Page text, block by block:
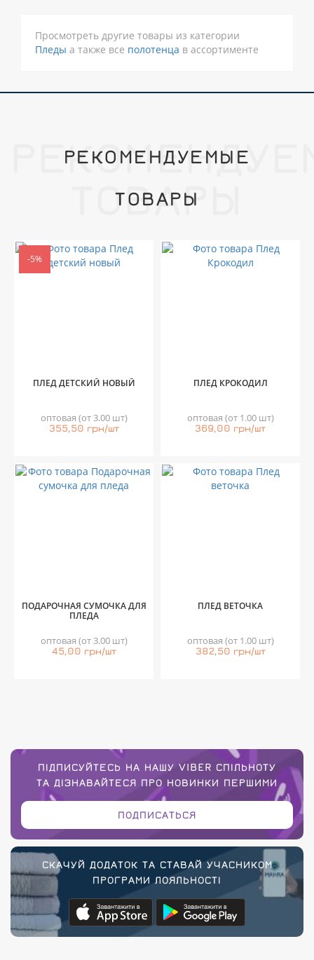
Просмотреть другие товары из категории
Пледы а также все полотенца в ассортименте
РЕКОМЕНДУЕМЫЕ
ТОВАРЫ
ТОВАРЫ
-5%
ПЛЕД ДЕТСКИЙ НОВЫЙ
оптовая (от 3.00 шт)
355,50 грн/шт
ПЛЕД КРОКОДИЛ
оптовая (от 1.00 шт)
369,00 грн/шт
ПОДАРОЧНАЯ СУМОЧКА ДЛЯ
ПЛЕДА
оптовая (от 3.00 шт)
45,00 грн/шт
ПЛЕД ВЕТОЧКА
оптовая (от 1.00 шт)
382,50 грн/шт
ПІДПИСУЙТЕСЬ НА НАШУ VIBER СПІЛЬНОТУ
ТА ДІЗНАВАЙТЕСЯ ПРО НОВИНКИ ПЕРШИМИ
ПОДПИСАТЬСЯ
СКАЧУЙ ДОДАТОК ТА СТАВАЙ УЧАСНИКОМ
ПРОГРАМИ ЛОЯЛЬНОСТІ